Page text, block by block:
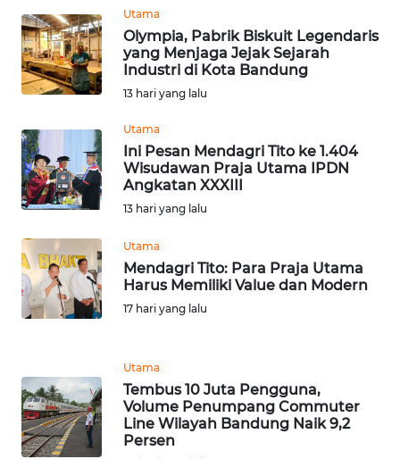
Utama
Olympia, Pabrik Biskuit Legendaris
yang Menjaga Jejak Sejarah
Industri di Kota Bandung
13 hari yang lalu
Utama
Ini Pesan Mendagri Tito ke 1.404
Wisudawan Praja Utama IPDN
Angkatan XXXIII
13 hari yang lalu
Utama
Mendagri Tito: Para Praja Utama
Harus Memiliki Value dan Modern
17 hari yang lalu
Utama
Tembus 10 Juta Pengguna,
Volume Penumpang Commuter
Line Wilayah Bandung Naik 9,2
Persen
WN
JAKARTA
WN
WN
BANTEN
NTT
WN
KEPRI
PAPUA
WN
PAPUA